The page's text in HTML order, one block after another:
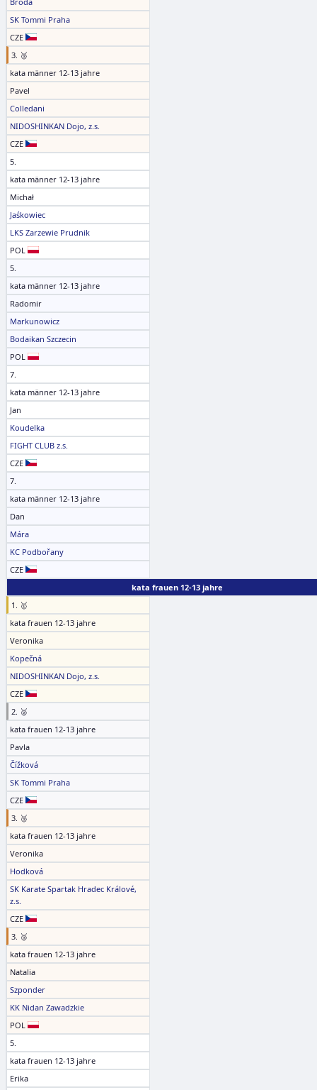
SK Tommi Praha
CZE
3. 🥉
kata männer 12-13 jahre
Pavel
Colledani
NIDOSHINKAN Dojo, z.s.
CZE
5.
kata männer 12-13 jahre
Michał
Jaśkowiec
LKS Zarzewie Prudnik
POL
5.
kata männer 12-13 jahre
Radomir
Markunowicz
Bodaikan Szczecin
POL
7.
kata männer 12-13 jahre
Jan
Koudelka
FIGHT CLUB z.s.
CZE
7.
kata männer 12-13 jahre
Dan
Mára
KC Podbořany
CZE
kata frauen 12-13 jahre
1. 🥇
kata frauen 12-13 jahre
Veronika
Kopečná
NIDOSHINKAN Dojo, z.s.
CZE
2. 🥈
kata frauen 12-13 jahre
Pavla
Čížková
SK Tommi Praha
CZE
3. 🥉
kata frauen 12-13 jahre
Veronika
Hodková
SK Karate Spartak Hradec Králové,
z.s.
CZE
3. 🥉
kata frauen 12-13 jahre
Natalia
Szponder
KK Nidan Zawadzkie
POL
5.
kata frauen 12-13 jahre
Erika